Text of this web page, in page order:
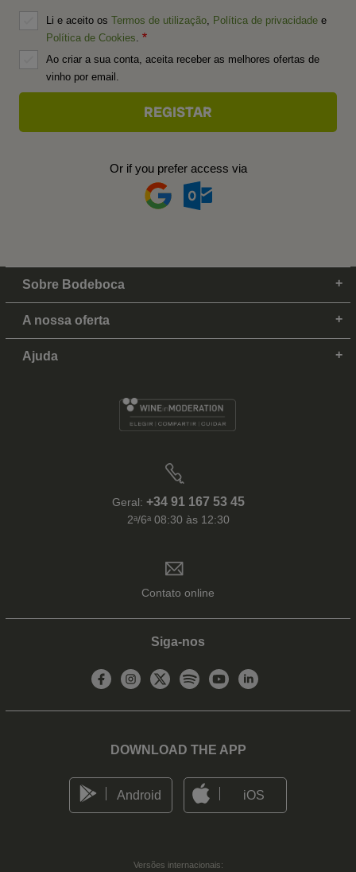
Li e aceito os Termos de utilização Política de privacidade e
Política de Cookies
Ao criar a sua conta, aceita receber as melhores ofertas de
vinho por email.
Or if you prefer access via
Sobre Bodeboca
A nossa oferta
Ajuda
Geral: +34 91 167 53 45
2ᵃ/6ᵃ 08:30 às 12:30
Contato online
Siga-nos
DOWNLOAD THE APP
Android iOS
Versões internacionais: